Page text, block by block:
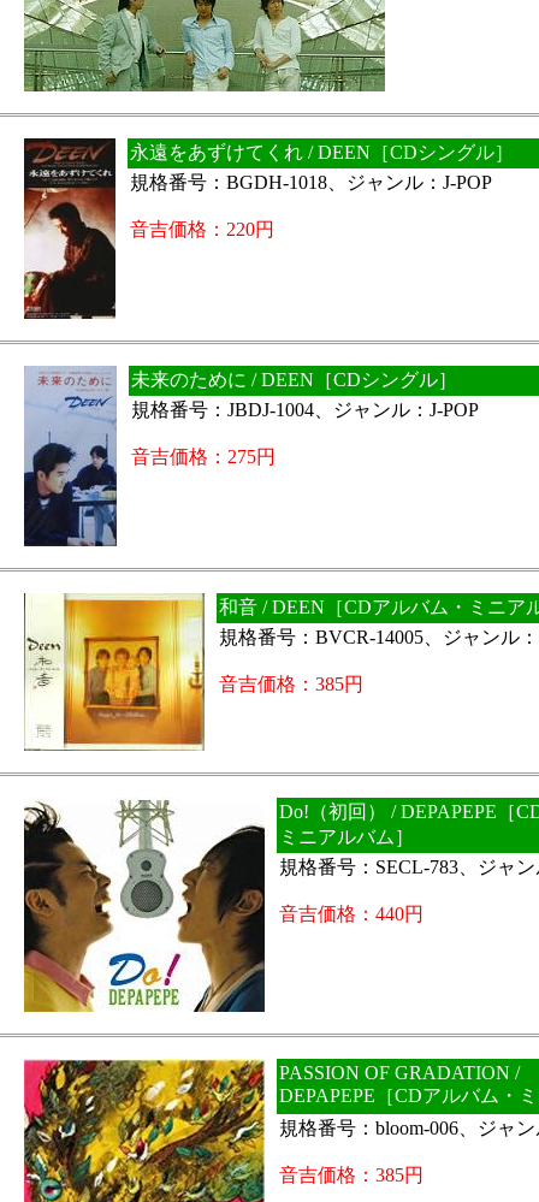
永遠をあずけてくれ / DEEN［CDシングル］
規格番号：BGDH-1018、ジャンル：J-POP
音吉価格：220円
未来のために / DEEN［CDシングル］
規格番号：JBDJ-1004、ジャンル：J-POP
音吉価格：275円
和音 / DEEN［CDアルバム・ミニア
規格番号：BVCR-14005、ジャンル：
音吉価格：385円
Do!（初回） / DEPAPEPE［
ミニアルバム］
規格番号：SECL-783、ジャン
音吉価格：440円
PASSION OF GRADATION /
DEPAPEPE［CDアルバム・
規格番号：bloom-006、ジャン
音吉価格：385円